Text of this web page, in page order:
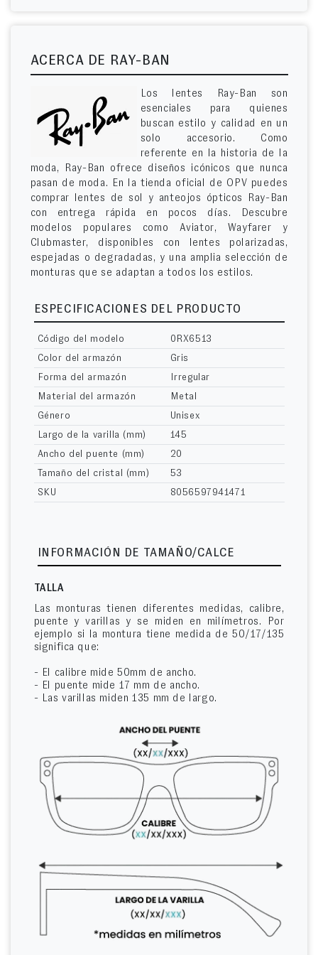
ACERCA DE RAY-BAN
Los lentes Ray-Ban son
esenciales para quienes
buscan estilo y calidad en un
solo accesorio. Como
referente en la historia de la
moda, Ray-Ban ofrece diseños icónicos que nunca
pasan de moda. En la tienda oficial de OPV puedes
comprar lentes de sol y anteojos ópticos Ray-Ban
con entrega rápida en pocos días. Descubre
modelos populares como Aviator, Wayfarer y
Clubmaster, disponibles con lentes polarizadas,
espejadas o degradadas, y una amplia selección de
monturas que se adaptan a todos los estilos.
ESPECIFICACIONES DEL PRODUCTO
Código del modelo
0RX6513
Color del armazón
Gris
Forma del armazón
Irregular
Material del armazón
Metal
Género
Unisex
Largo de la varilla (mm)
145
Ancho del puente (mm)
20
Tamaño del cristal (mm)
53
SKU
8056597941471
INFORMACIÓN DE TAMAÑO/CALCE
TALLA
Las monturas tienen diferentes medidas, calibre,
puente y varillas y se miden en milímetros. Por
ejemplo si la montura tiene medida de 50/17/135
significa que:
- El calibre mide 50mm de ancho.
- El puente mide 17 mm de ancho.
- Las varillas miden 135 mm de largo.